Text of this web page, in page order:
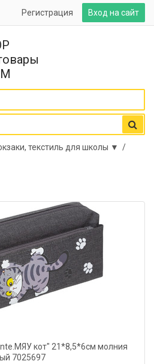
Вход на сайт
Регистрация
текстиль для школы ▼ /
кот" 21*8,5*6см молния
7025697